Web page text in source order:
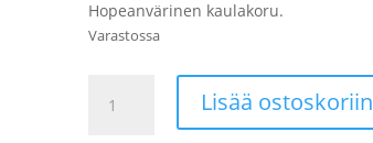
Hopeanvärinen kaulakoru.
Varastossa
riipus
Lisää ostoskoriin